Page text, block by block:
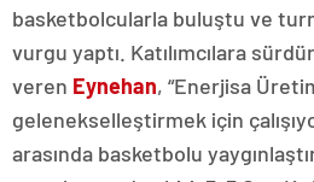
basketbolcularla buluştu ve
vurgu yaptı. Katılımcılara
veren Eynehan, “Enerjisa
gelenekselleştirmek için
arasında basketbolu